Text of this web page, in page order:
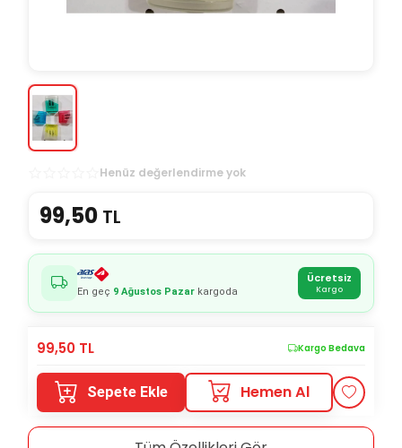
Henüz değerlendirme yok
99,50 TL
En geç 9 Ağustos Pazar kargoda
Ücretsiz
Kargo
99,50 TL Kargo Bedava
Sepete Ekle Hemen Al